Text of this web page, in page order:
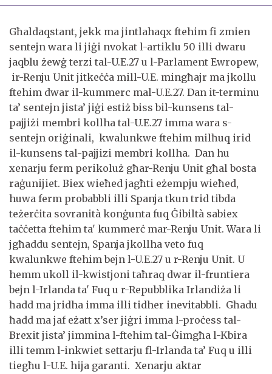
Għaldaqstant, jekk ma jintlahaqx ftehim fi zmien
sentejn wara li jiġi nvokat l-artiklu 50 illi dwaru
jaqblu żewġ terzi tal-U.E.27 u l-Parlament Ewropew,
ir-Renju Unit jitkeċċa mill-U.E. mingħajr ma jkollu
ftehim dwar il-kummerc mal-U.E.27. Dan it-terminu
ta’ sentejn jista’ jiġi estiż biss bil-kunsens tal-
pajjiżi membri kollha tal-U.E.27 imma wara s-
sentejn oriġinali, kwalunkwe ftehim milħuq irid
il-kunsens tal-pajjizi membri kollha. Dan hu
xenarju ferm perikoluż għar-Renju Unit għal bosta
raġunijiet. Biex wieħed jagħti eżempju wieħed,
huwa ferm probabbli illi Spanja tkun trid tibda
teżerċita sovranità konġunta fuq Ġibiltà sabiex
taċċetta ftehim ta' kummerċ mar-Renju Unit. Wara li
jgħaddu sentejn, Spanja jkollha veto fuq
kwalunkwe ftehim bejn l-U.E.27 u r-Renju Unit. U
hemm ukoll il-kwistjoni taħraq dwar il-fruntiera
bejn l-Irlanda ta' Fuq u r-Repubblika Irlandiża li
ħadd ma jridha imma illi tidher inevitabbli. Għadu
ħadd ma jaf eżatt x’ser jiġri imma l-proċess tal-
Brexit jista’ jimmina l-ftehim tal-Ġimgħa l-Kbira
illi temm l-inkwiet settarju fl-Irlanda ta’ Fuq u illi
tiegħu l-U.E. hija garanti. Xenarju aktar